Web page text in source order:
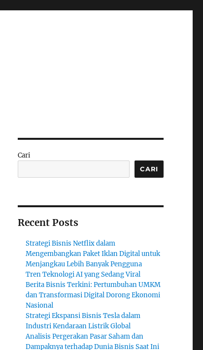
Cari
CARI
Recent Posts
Strategi Bisnis Netflix dalam
Mengembangkan Paket Iklan Digital untuk
Menjangkau Lebih Banyak Pengguna
Tren Teknologi AI yang Sedang Viral
Berita Bisnis Terkini: Pertumbuhan UMKM
dan Transformasi Digital Dorong Ekonomi
Nasional
Strategi Ekspansi Bisnis Tesla dalam
Industri Kendaraan Listrik Global
Analisis Pergerakan Pasar Saham dan
Dampaknya terhadap Dunia Bisnis Saat Ini